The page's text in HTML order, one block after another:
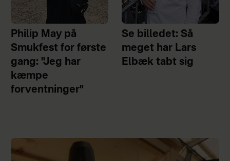
Philip May på
Smukfest for første
gang: "Jeg har
kæmpe
forventninger"
Se billedet: Så
meget har Lars
Elbæk tabt sig